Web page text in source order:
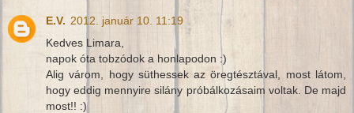
E.V. 2012. január 10. 11:19
Kedves Limara,
napok óta tobzódok a honlapodon :)
Alig várom, hogy süthessek az öregtésztával, most látom,
hogy eddig mennyire silány próbálkozásaim voltak. De majd
most!! :)